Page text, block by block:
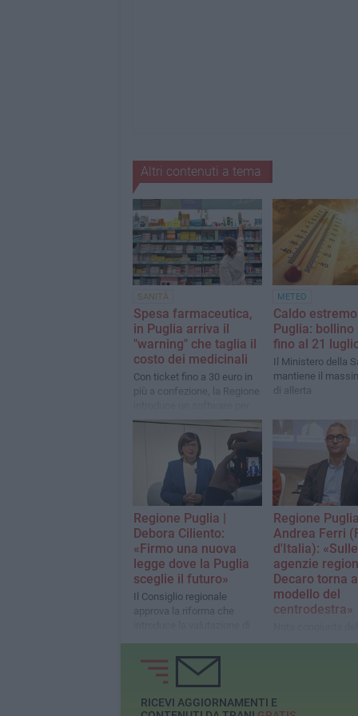
Altri contenuti a tema
SANITÀ
Spesa farmaceutica,
in Puglia arriva il
"warning" che taglia il
costo dei medicinali
Con ticket fino a 30 euro in
più a confezione, la Regione
spingere l'uso degli
equivalenti e tutelare le
famiglie più fragili
METEO
Caldo
Puglia: bollino
fino al 21
Il Ministero della
mantiene il
di allerta
Regione Puglia |
Debora Ciliento:
«Firmo una nuova
legge dove la Puglia
sceglie il futuro»
Il Consiglio regionale
approva la riforma che
genere negli atti della
Regione. L'assessora: «Un
passo concreto verso una
Puglia più equa, sostenibile
e inclusiva».
Regione
Andrea Ferri
d'Italia): «Sulle
agenzie
Decaro torna
modello del
centrodestra»
Nota congiunta
consiliare di
RICEVI AGGIORNAMENTI E